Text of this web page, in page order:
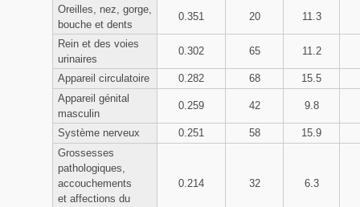
Oreilles, nez, gorge,
bouche et dents
0.351 20 11.3
Rein et des voies
urinaires
0.302 65 11.2
Appareil circulatoire 0.282 68
15.5
Appareil génital
masculin
0.259 42 9.8
Système nerveux 0.251 58
15.9
Grossesses
pathologiques,
accouchements
et affections du
0.214 32 6.3